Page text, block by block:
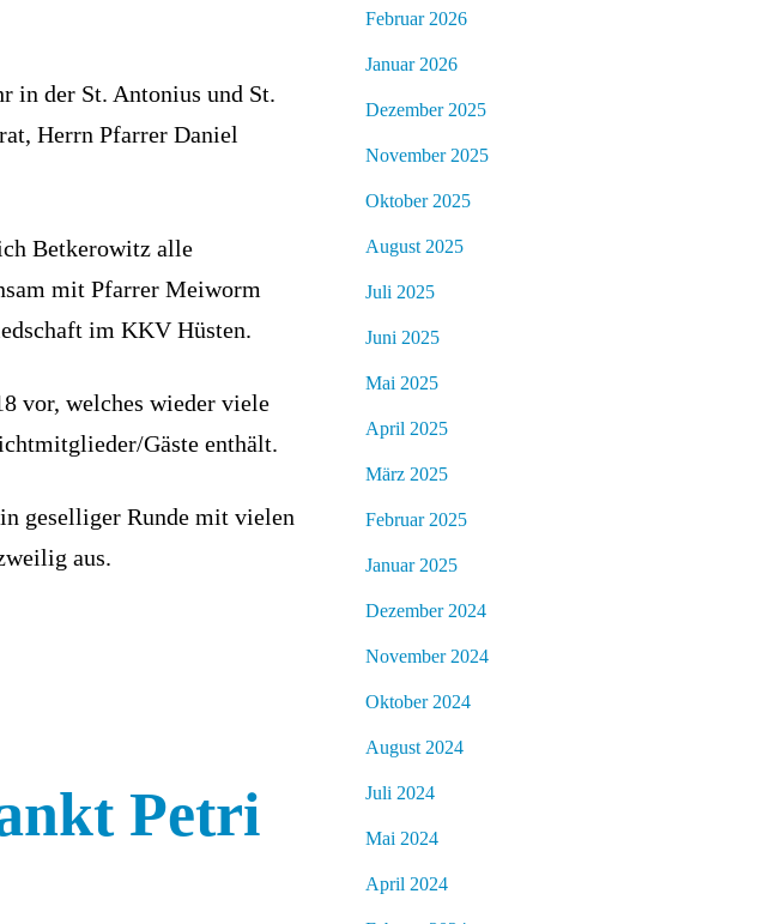
in der St. Antonius und St.
Herrn Pfarrer Daniel
Betkerowitz alle
mit Pfarrer Meiworm
im KKV Hüsten.
vor, welches wieder viele
Gäste enthält.
geselliger Runde mit vielen
aus.
Petri
Februar 2026
Januar 2026
Dezember 2025
November 2025
Oktober 2025
August 2025
Juli 2025
Juni 2025
Mai 2025
April 2025
März 2025
Februar 2025
Januar 2025
Dezember 2024
November 2024
Oktober 2024
August 2024
Juli 2024
Mai 2024
April 2024